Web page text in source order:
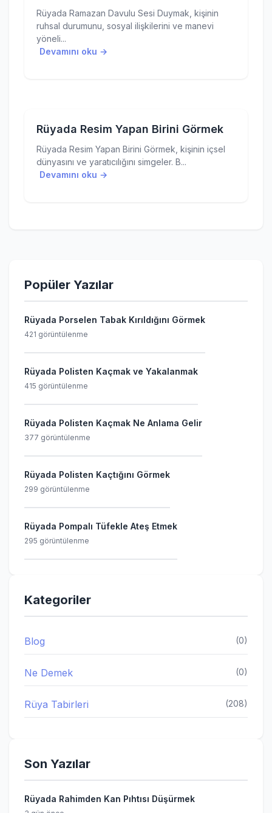
Rüyada Ramazan Davulu Sesi Duymak, kişinin
ruhsal durumunu, sosyal ilişkilerini ve manevi
yöneli...
Devamını oku →
Rüyada Resim Yapan Birini Görmek
Rüyada Resim Yapan Birini Görmek, kişinin içsel
dünyasını ve yaratıcılığını simgeler. B...
Devamını oku →
Popüler Yazılar
Rüyada Porselen Tabak Kırıldığını Görmek
421 görüntülenme
Rüyada Polisten Kaçmak ve Yakalanmak
415 görüntülenme
Rüyada Polisten Kaçmak Ne Anlama Gelir
377 görüntülenme
Rüyada Polisten Kaçtığını Görmek
299 görüntülenme
Rüyada Pompalı Tüfekle Ateş Etmek
295 görüntülenme
Kategoriler
Blog (0)
Ne Demek (0)
Rüya Tabirleri (208)
Son Yazılar
Rüyada Rahimden Kan Pıhtısı Düşürmek